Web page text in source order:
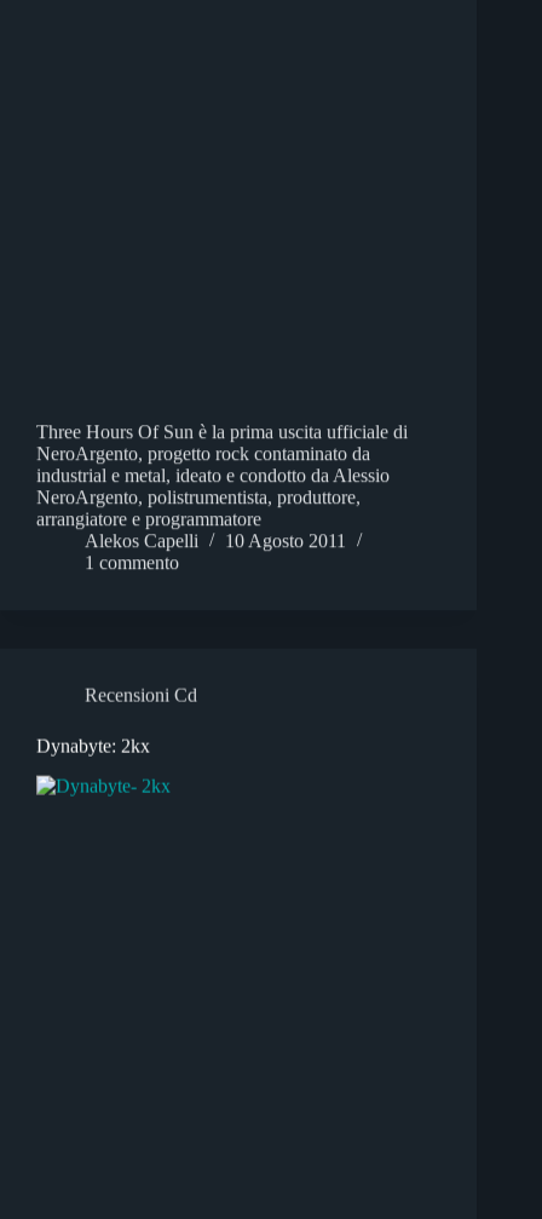
Three Hours Of Sun è la prima uscita ufficiale di
NeroArgento, progetto rock contaminato da
industrial e metal, ideato e condotto da Alessio
NeroArgento, polistrumentista, produttore,
arrangiatore e programmatore
Alekos Capelli
10 Agosto 2011
1 commento
Recensioni Cd
Dynabyte: 2kx